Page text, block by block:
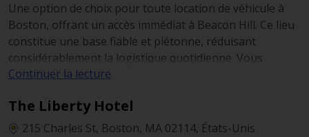
l’essentiel de votre temps à distance de marche.
Une option de choix pour toute location de véhicule à
Boston, offrant un accès immédiat à Beacon Hill. Ce lieu
constitue une base fiable et piétonne, réduisant
considérablement la logistique quotidienne. Vous
pourrez découvrir le cœur du centre-ville, les quartiers
voiture à chaque instant. Idéal pour un séjour où
l’emplacement de votre hôtel simplifie et fluidifie la
Continuer la lecture
The Liberty Hotel
215 Charles St, Boston, MA 02114, États-Unis